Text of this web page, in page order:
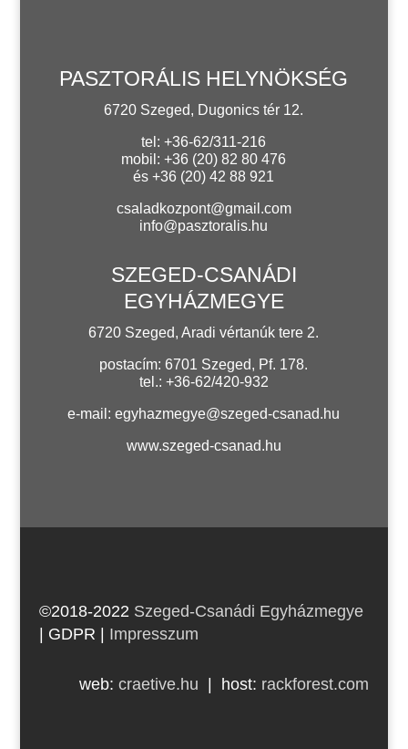
PASZTORÁLIS HELYNÖKSÉG
6720 Szeged, Dugonics tér 12.
tel: +36-62/311-216
mobil: +36 (20) 82 80 476
és +36 (20) 42 88 921
csaladkozpont@gmail.com
info@pasztoralis.hu
SZEGED-CSANÁDI
EGYHÁZMEGYE
6720 Szeged, Aradi vértanúk tere 2.
postacím: 6701 Szeged, Pf. 178.
tel.: +36-62/420-932
e-mail:egyhazmegye@szeged-csanad.hu
www.szeged-csanad.hu
©2018-2022 Szeged-Csanádi Egyházmegye
| GDPR
Impresszum
web:craetive.hu | host: rackforest.com